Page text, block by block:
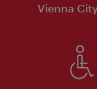
Vienna